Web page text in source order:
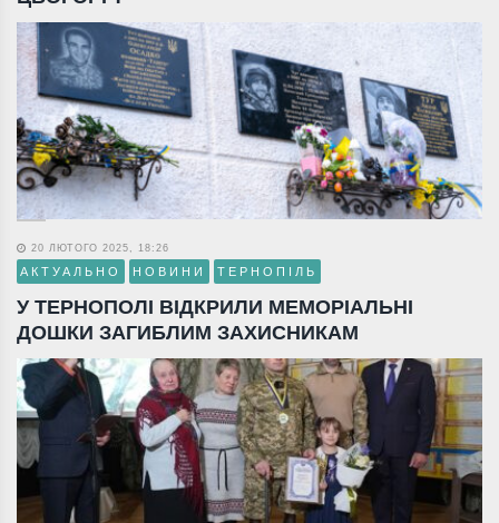
20 ЛЮТОГО 2025, 18:26
АКТУАЛЬНО НОВИНИ ТЕРНОПІЛЬ
У ТЕРНОПОЛІ ВІДКРИЛИ МЕМОРІАЛЬНІ
ДОШКИ ЗАГИБЛИМ ЗАХИСНИКАМ